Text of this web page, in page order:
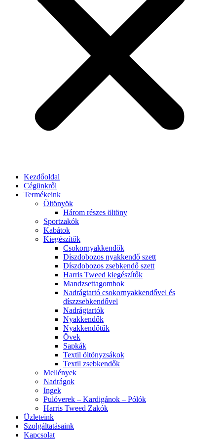
Kezdőoldal
Cégünkről
Termékeink
Öltönyök
Három részes öltöny
Sportzakók
Kabátok
Kiegészítők
Csokornyakkendők
Díszdobozos nyakkendő szett
Díszdobozos zsebkendő szett
Harris Tweed kiegészítők
Mandzsettagombok
Nadrágtartó csokornyakkendővel és
díszzsebkendővel
Nadrágtartók
Nyakkendők
Nyakkendőtűk
Övek
Sapkák
Textil öltönyzsákok
Textil zsebkendők
Mellények
Nadrágok
Ingek
Pulóverek – Kardigánok – Pólók
Harris Tweed Zakók
Üzleteink
Szolgáltatásaink
Kapcsolat